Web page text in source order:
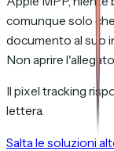
comunque solo
documento al suo
Non aprire
Il pixel tracking
lettera.
Salta le soluzioni